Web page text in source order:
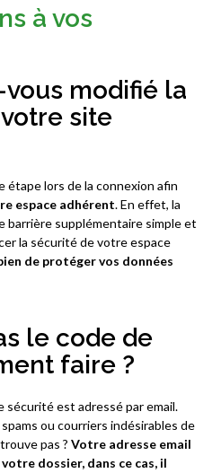
à vos
modifié la
site
étape lors de la connexion afin
espace adhérent. En effet, la
supplémentaire simple et
la sécurité de votre espace
de protéger vos données
le code de
faire ?
sécurité est adressé par email.
ou courriers indésirables de
pas ? Votre adresse email
dossier, dans ce cas, il